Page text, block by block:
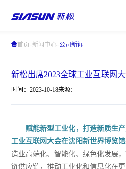
首页-新闻中心-公司新闻
新松出席2023全球工业互联网
时间：2023-10-18来源：
赋能新型工业化，打造新质生
工业互联网大会在沈阳新世界博览
造业高端化、智能化、绿色化发展
链供应链，推动工业化和信息化在